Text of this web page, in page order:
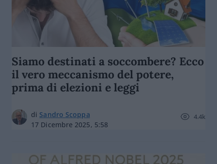
Siamo destinati a soccombere? Ecco
il vero meccanismo del potere,
prima di elezioni e leggi
di Sandro Scoppa
17 Dicembre 2025, 5:58
4.4k